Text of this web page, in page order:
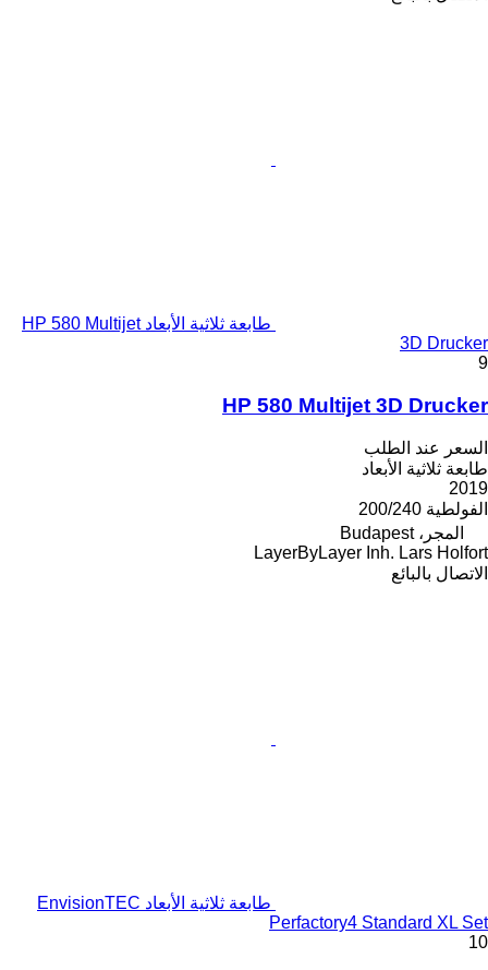
طابعة ثلاثية الأبعاد HP 580 Multijet
3D Drucker
9
HP 580 Multijet 3D Drucker
السعر عند الطلب
طابعة ثلاثية الأبعاد
2019
الفولطية 200/240
المجر، Budapest
LayerByLayer Inh. Lars Holfort
الاتصال بالبائع
طابعة ثلاثية الأبعاد EnvisionTEC
Perfactory4 Standard XL Set
10